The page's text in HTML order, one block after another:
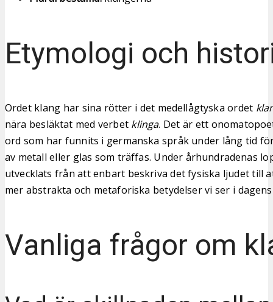
Etymologi och
Ordet klang har sina rötter i det medellågtyska ordet
nära besläktat med verbet klinga. Det är ett
ord som har funnits i germanska språk under lång tid
av metall eller glas som träffas. Under århundradenas
utvecklats från att enbart beskriva det fysiska ljudet till
mer abstrakta och metaforiska betydelser vi ser i
Vanliga frågor om